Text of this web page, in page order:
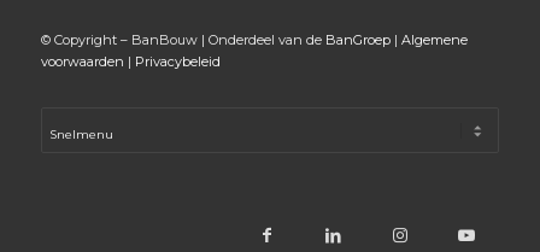
© Copyright – BanBouw | Onderdeel van de BanGroep| Algemene
voorwaarden | Privacybeleid